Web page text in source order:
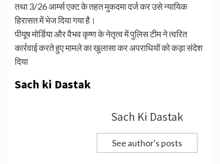
तथा 3/26 आर्म्स एक्ट के तहत मुकदमा दर्ज कर उसे न्यायिक
हिरासत में भेज दिया गया है।
पीयूष मोर्डिया और वैभव कृष्ण के नेतृत्व में पुलिस टीम ने त्वरित
कार्रवाई करते हुए मामले का खुलासा कर अपराधियों को कड़ा संदेश
दिया
Sach ki Dastak
Sach Ki Dastak
See author's posts